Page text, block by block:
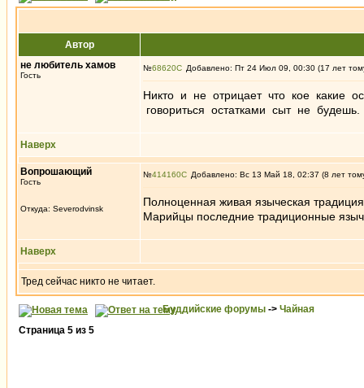
Автор
не любитель хамов
Гость
№68620 Добавлено: Пт 24 Июл 09, 00:30 (17 лет
Никто и не отрицает что кое какие
говориться остатками сыт не будешь.
Наверх
Вопрошающий
Гость
Откуда: Severodvinsk
№414160 Добавлено: Вс 13 Май 18, 02:37 (8 лет
Полноценная живая языческая
Марийцы последние традиционные
Наверх
Тред сейчас никто не читает.
Буддийские форумы -> Чайная
Страница 5 из 5